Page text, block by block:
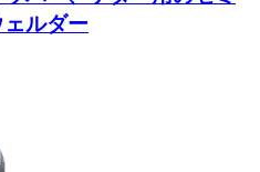
ルダー